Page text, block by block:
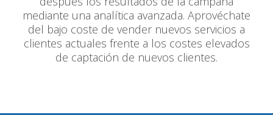
mediante una analítica avanzada. Aprovéchate
del bajo coste de vender nuevos servicios a
clientes actuales frente a los costes elevados
de captación de nuevos clientes.